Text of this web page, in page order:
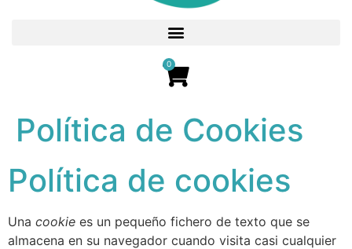
0
Política de Cookies
Política de cookies
Una cookie es un pequeño fichero de texto que se
almacena en su navegador cuando visita casi cualquier